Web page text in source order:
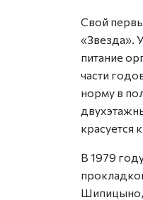
Свой
«Звезда».
питание
части
норму в
красуется
В 1979
Шипицыно,